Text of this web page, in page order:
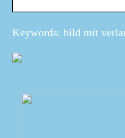
Keywords: bild mit